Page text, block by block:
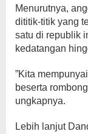
Menurutnya,
dititik-titik yang
satu di republik
kedatangan
”Kita
beserta
ungkapnya.
Lebih lanjut